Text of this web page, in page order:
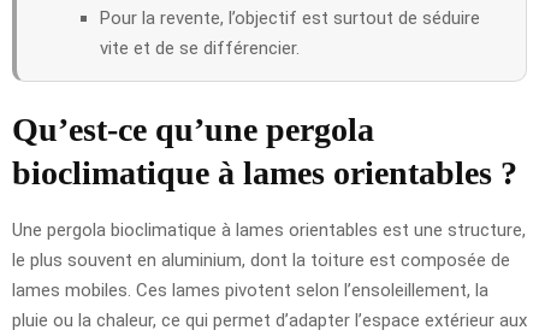
Pour la revente, l’objectif est surtout de séduire
vite et de se différencier.
Qu’est-ce qu’une pergola
bioclimatique à lames orientables ?
Une pergola bioclimatique à lames orientables est une structure,
le plus souvent en aluminium, dont la toiture est composée de
lames mobiles. Ces lames pivotent selon l’ensoleillement, la
pluie ou la chaleur, ce qui permet d’adapter l’espace extérieur aux